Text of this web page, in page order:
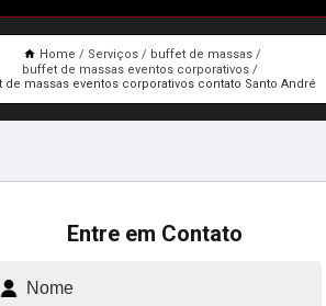
Home Serviços
buffet de massas
buffet de massas eventos corporativos
de massas eventos corporativos contato Santo André
Entre em Contato